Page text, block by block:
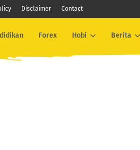
Disclaimer Contact
Forex Hobi Berita